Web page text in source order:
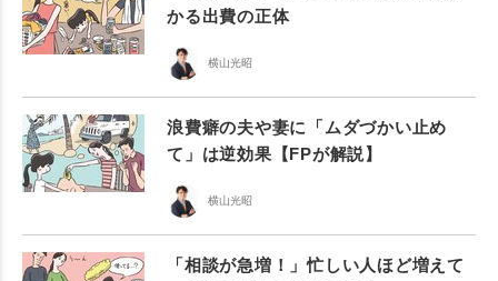
かる出費の正体
横山光昭
浪費癖の夫や妻に「ムダづかい止め
て」は逆効果【FPが解説】
横山光昭
「相談が急増！」忙しい人ほど増えて